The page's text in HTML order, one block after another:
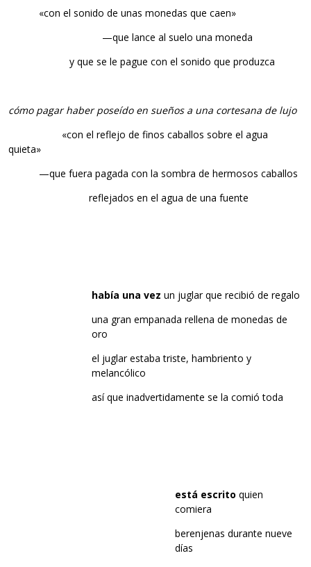
«con el sonido de unas monedas que caen»
—que lance al suelo una moneda
y que se le pague con el sonido que produzca
cómo pagar haber poseído en sueños a una cortesana de lujo
«con el reflejo de finos caballos sobre el agua
quieta»
—que fuera pagada con la sombra de hermosos caballos
reflejados en el agua de una fuente
había una vez un juglar que recibió de regalo
una gran empanada rellena de monedas de
oro
el juglar estaba triste, hambriento y
melancólico
así que inadvertidamente se la comió toda
está escrito quien
comiera
berenjenas durante nueve
días